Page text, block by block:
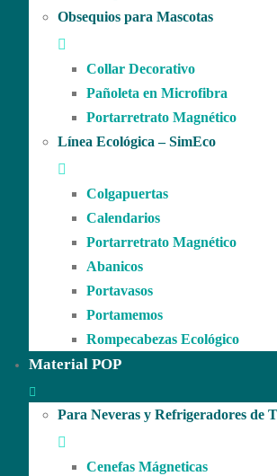
Obsequios para Mascotas
Collar Decorativo
Pañoleta en Microfibra
Portarretrato Magnético
Línea Ecológica – SimEco
Colgapuertas
Calendarios
Portarretrato Magnético
Abanicos
Portavasos
Portamemos
Rompecabezas Ecológico
Material POP
Para Neveras y Refrigeradores de
Cenefas Mágneticas